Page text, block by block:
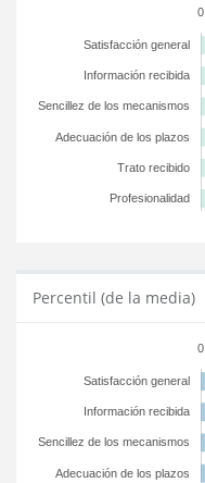
0
Satisfacción general
Información recibida
Sencillez de los mecanismos
Adecuación de los plazos
Trato recibido
Profesionalidad
Percentil (de la media)
0
Satisfacción general
Información recibida
Sencillez de los mecanismos
Adecuación de los plazos